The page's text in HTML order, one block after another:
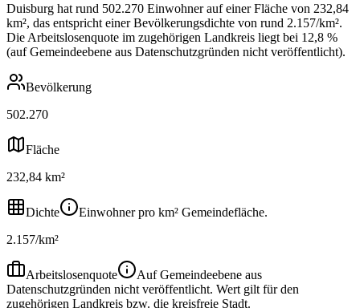
Duisburg hat rund 502.270 Einwohner auf einer Fläche von 232,84
km², das entspricht einer Bevölkerungsdichte von rund 2.157/km².
Die Arbeitslosenquote im zugehörigen Landkreis liegt bei 12,8 %
(auf Gemeindeebene aus Datenschutzgründen nicht veröffentlicht).
Bevölkerung
502.270
Fläche
232,84 km²
Dichte
Einwohner pro km² Gemeindefläche.
2.157/km²
Arbeitslosenquote
Auf Gemeindeebene aus
Datenschutzgründen nicht veröffentlicht. Wert gilt für den
zugehörigen Landkreis bzw. die kreisfreie Stadt.